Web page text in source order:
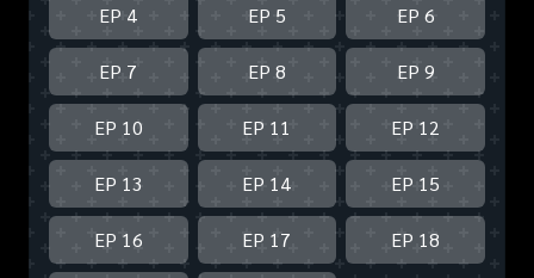
EP 4 EP 5 EP 6
EP 7 EP 8 EP 9
EP 10 EP 11 EP 12
EP 13 EP 14 EP 15
EP 16 EP 17 EP 18